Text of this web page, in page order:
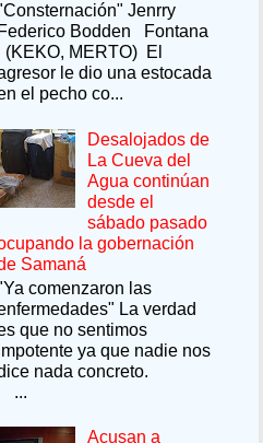
Jenrry
Federico Bodden Fontana
(KEKO, MERTO) El
le dio una estocada
el pecho co...
Desalojados de
La Cueva del
Agua continúan
desde el
sábado pasado
la gobernación
Samaná
comenzaron las
La verdad
que no sentimos
ya que nadie nos
nada concreto.
...
Acusan a